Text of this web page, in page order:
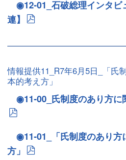
◉12-01_石破総理インタビ
連】
情報提供11_R7年6月5日_「氏
本的考え方」
◉11-00_氏制度のあり方に
◉11-01_「氏制度のあり方
方」